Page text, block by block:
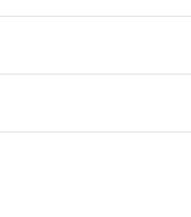
非含有に対応した製
有に対応した製品
非含有に非対応の
非含有の対応状況
害物質有無と関係の
いたものが、含有品